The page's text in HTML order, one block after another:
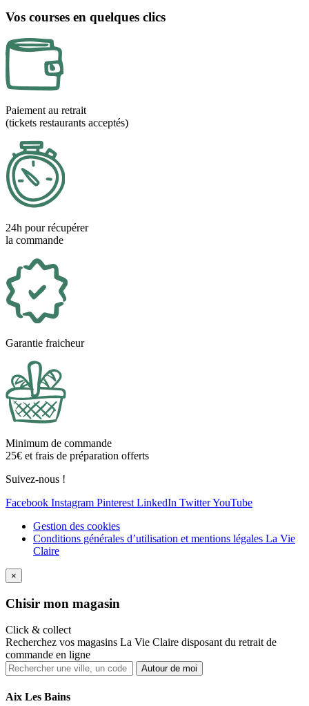
Vos courses en quelques clics
Paiement au retrait
(tickets restaurants acceptés)
24h pour récupérer
la commande
Garantie fraicheur
Minimum de commande
25€ et frais de préparation offerts
Suivez-nous !
Facebook Instagram Pinterest LinkedIn TwitterYouTube
Gestion des cookies
Conditions générales d’utilisation et mentions légales La Vie
Claire
×
Chisir mon magasin
Click & collect
Recherchez vos magasins La Vie Claire disposant du retrait de
commande en ligne
Autour de moi
Aix Les Bains